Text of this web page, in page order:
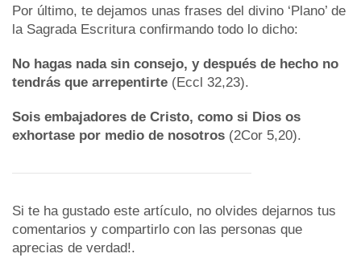
Por último, te dejamos unas frases del divino ‘Plano’ de
la Sagrada Escritura confirmando todo lo dicho:
No hagas nada sin consejo, y después de hecho no
tendrás que arrepentirte (Eccl 32,23).
Sois embajadores de Cristo, como si Dios os
exhortase por medio de nosotros (2Cor 5,20).
Si te ha gustado este artículo, no olvides dejarnos tus
comentarios y compartirlo con las personas que
aprecias de verdad!.